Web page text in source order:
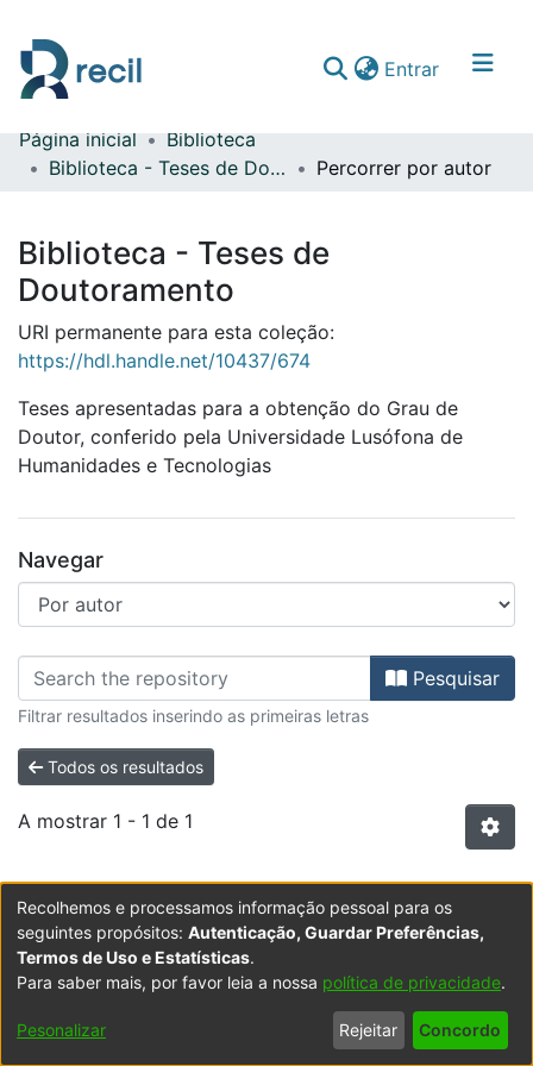
Entrar(current)
Comunidades & Coleções
Página inicial
Biblioteca
Biblioteca - Teses de Doutoramento
Percorrer por autor
Biblioteca - Teses de
Doutoramento
URI permanente para esta coleção:
https://hdl.handle.net/10437/674
Teses apresentadas para a obtenção do Grau de
Doutor, conferido pela Universidade Lusófona de
Humanidades e Tecnologias
Navegar
Percorrer Biblioteca - Teses de
Pesquisar
Filtrar resultados inserindo as primeiras letras
Todos os resultados
A mostrar 1 - 1 de 1
Pressupostos e significado do golpe de
estado de 1998-1999 na Guiné-Bissau
(2008)Ampagatubó, José ; Oliveira, Marco António de
, orient.
O golpe de Estado de 1998-1999 na Guiné-Bissau é -
entre outras razões - o resultado da difícil articulação
Recolhemos e processamos informação pessoal para os
seguintes propósitos: Autenticação, Guardar Preferências,
Termos de Uso e Estatísticas.
Para saber mais, por favor leia a nossa política de privacidade.
Pesonalizar Rejeitar Concordo